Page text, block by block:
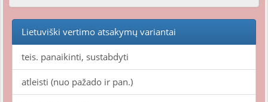
Lietuviški vertimo atsakymų variantai
teis. panaikinti, sustabdyti
atleisti (nuo pažado ir pan.)